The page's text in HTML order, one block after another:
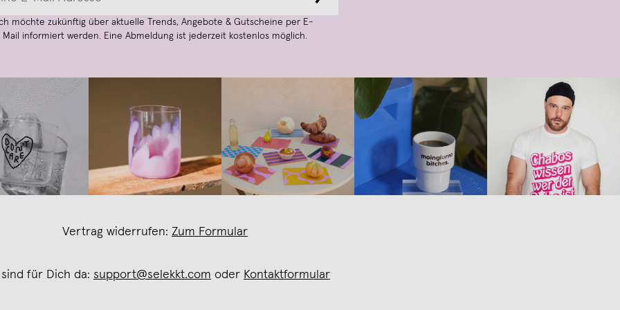
möchte zukünftig über aktuelle Trends, Angebote & Gutscheine per E-
Mail informiert werden. Eine Abmeldung ist jederzeit kostenlos möglich.
Vertrag widerrufen: Zum Formular
für Dich da: support@selekkt.com oder Kontaktformular